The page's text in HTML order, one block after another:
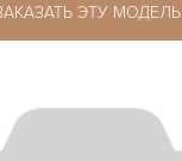
ЭТУ МОДЕЛЬ